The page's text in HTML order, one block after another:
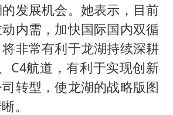
发展机会。她表示，目前
内需，加快国际国内双循
非常有利于龙湖持续深耕
C4航道，有利于实现创新
转型，使龙湖的战略版图
。